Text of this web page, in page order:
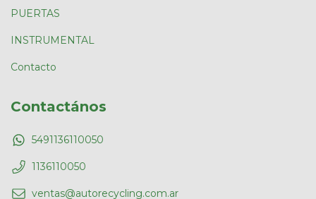
PUERTAS
INSTRUMENTAL
Contacto
Contactános
5491136110050
1136110050
ventas@autorecycling.com.ar